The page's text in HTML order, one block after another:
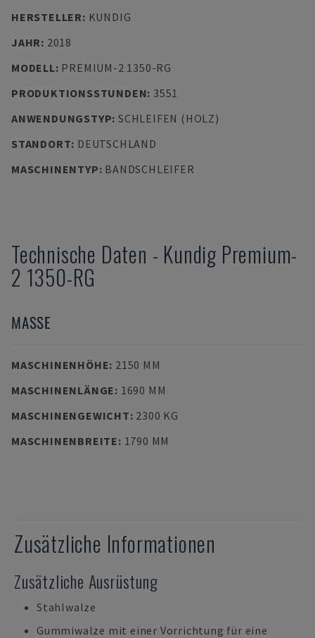
HERSTELLER: KUNDIG
JAHR: 2018
MODELL: PREMIUM-2 1350-RG
PRODUKTIONSSTUNDEN: 3551
ANWENDUNGSTYP: SCHLEIFEN (HOLZ)
STANDORT: DEUTSCHLAND
MASCHINENTYP: BANDSCHLEIFER
Technische Daten - Kundig Premium-
2 1350-RG
MASSE
MASCHINENHÖHE: 2150 MM
MASCHINENLÄNGE: 1690 MM
MASCHINENGEWICHT: 2300 KG
MASCHINENBREITE: 1790 MM
Zusätzliche Informationen
Zusätzliche Ausrüstung
Stahlwalze
Gummiwalze mit einer Vorrichtung für eine